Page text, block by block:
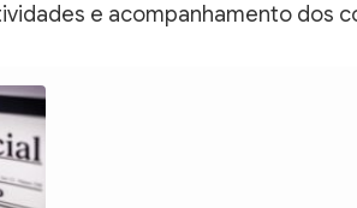
e acompanhamento dos